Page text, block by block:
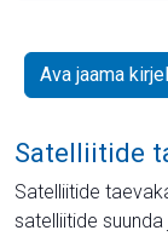
Ava jaama
Satelliitide
Satelliitide
satelliitide